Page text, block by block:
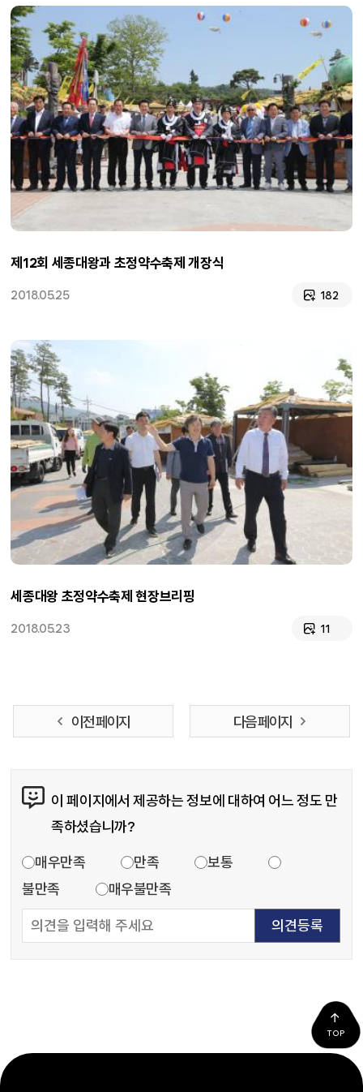
제12회 세종대왕과 초정약수축제 개장식
2018.05.25 182
세종대왕 초정약수축제 현장브리핑
2018.05.23 11
이전 페이지 다음 페이지
이 페이지에서 제공하는 정보에 대하여 어느 정도 만
족하셨습니까?
매우만족 만족
보통
불만족
매우불만족
TOP